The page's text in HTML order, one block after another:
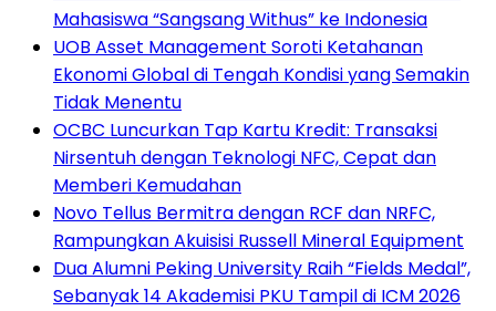
Mahasiswa “Sangsang Withus” ke Indonesia
UOB Asset Management Soroti Ketahanan
Ekonomi Global di Tengah Kondisi yang Semakin
Tidak Menentu
OCBC Luncurkan Tap Kartu Kredit: Transaksi
Nirsentuh dengan Teknologi NFC, Cepat dan
Memberi Kemudahan
Novo Tellus Bermitra dengan RCF dan NRFC,
Rampungkan Akuisisi Russell Mineral Equipment
Dua Alumni Peking University Raih “Fields Medal”,
Sebanyak 14 Akademisi PKU Tampil di ICM 2026